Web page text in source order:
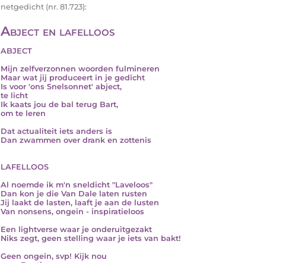
netgedicht (nr. 81.723):
Abject en lafelloos
ABJECT
Mijn zelfverzonnen woorden fulmineren
Maar wat jij produceert in je gedicht
Is voor 'ons Snelsonnet' abject,
te licht
Ik kaats jou de bal terug Bart,
om te leren
Dat actualiteit iets anders is
Dan zwammen over drank en zottenis
LAFELLOOS
Al noemde ik m'n sneldicht "Laveloos"
Dan kon je die Van Dale laten rusten
Jij laakt de lasten, laaft je aan de lusten
Van nonsens, ongein - inspiratieloos
Een lightverse waar je onderuitgezakt
Niks zegt, geen stelling waar je iets van bakt!
Geen ongein, svp! Kijk nou